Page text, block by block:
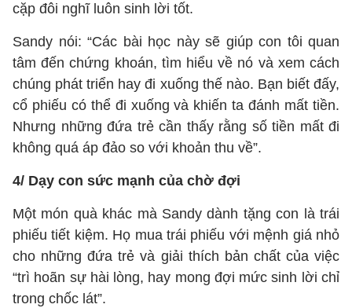
cặp đôi nghĩ luôn sinh lời tốt.
Sandy nói: “Các bài học này sẽ giúp con tôi quan
tâm đến chứng khoán, tìm hiểu về nó và xem cách
chúng phát triển hay đi xuống thế nào. Bạn biết đấy,
cổ phiếu có thể đi xuống và khiến ta đánh mất tiền.
Nhưng những đứa trẻ cần thấy rằng số tiền mất đi
không quá áp đảo so với khoản thu về”.
4/ Dạy con sức mạnh của chờ đợi
Một món quà khác mà Sandy dành tặng con là trái
phiếu tiết kiệm. Họ mua trái phiếu với mệnh giá nhỏ
cho những đứa trẻ và giải thích bản chất của việc
“trì hoãn sự hài lòng, hay mong đợi mức sinh lời chỉ
trong chốc lát”.